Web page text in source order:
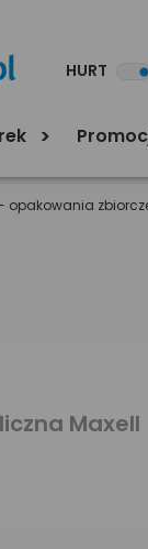
HURT
opakowania
Maxell